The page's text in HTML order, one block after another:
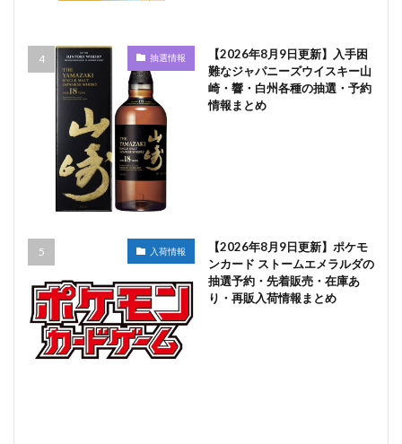
抽選情報
【2026年8月9日更新】入手困
難なジャパニーズウイスキー山
崎・響・白州各種の抽選・予約
情報まとめ
入荷情報
【2026年8月9日更新】ポケモ
ンカード ストームエメラルダの
抽選予約・先着販売・在庫あ
り・再販入荷情報まとめ